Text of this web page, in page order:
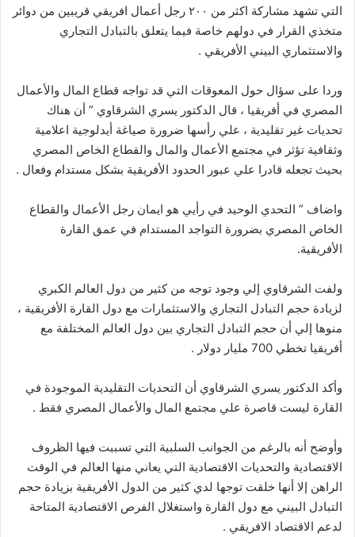
التي تشهد مشاركة اكثر من ٢٠٠ رجل أعمال افريقي قريبين من دوائر
متخذي القرار في دولهم خاصة فيما يتعلق بالتبادل التجاري
والاستثماري البيني الأفريقي .
وردا على سؤال حول المعوقات التي قد تواجه قطاع المال والأعمال
المصري في أفريقيا ، قال الدكتور يسري الشرقاوي ” أن هناك
تحديات غير تقليدية ، علي رأسها ضرورة صياغة أيدلوجية اعلامية
وثقافية تؤثر في مجتمع الأعمال والمال والقطاع الخاص المصري
بحيث تجعله قادرا علي عبور الحدود الأفريقية بشكل مستدام وفعال .
واضاف ” التحدي الوحيد في رأيي هو ايمان رجل الأعمال والقطاع
الخاص المصري بضرورة التواجد المستدام في عمق القارة
الأفريقية.
ولفت الشرقاوي إلي وجود توجه من كثير من دول العالم الكبري
لزيادة حجم التبادل التجاري والاستثمارات مع دول القارة الأفريقية ،
منوها إلي أن حجم التبادل التجاري بين دول العالم المختلفة مع
أفريقيا تخطي 700 مليار دولار .
وأكد الدكتور يسري الشرقاوي أن التحديات التقليدية الموجودة في
القارة ليست قاصرة علي مجتمع المال والأعمال المصري فقط .
وأوضح أنه بالرغم من الجوانب السلبية التي تسببت فيها الظروف
الاقتصادية والتحديات الاقتصادية التي يعاني منها العالم في الوقت
الراهن إلا أنها خلقت توجها لدي كثير من الدول الأفريقية بزيادة حجم
التبادل البيني مع دول القارة واستغلال الفرص الاقتصادية المتاحة
لدعم الاقتصاد الافريقي .